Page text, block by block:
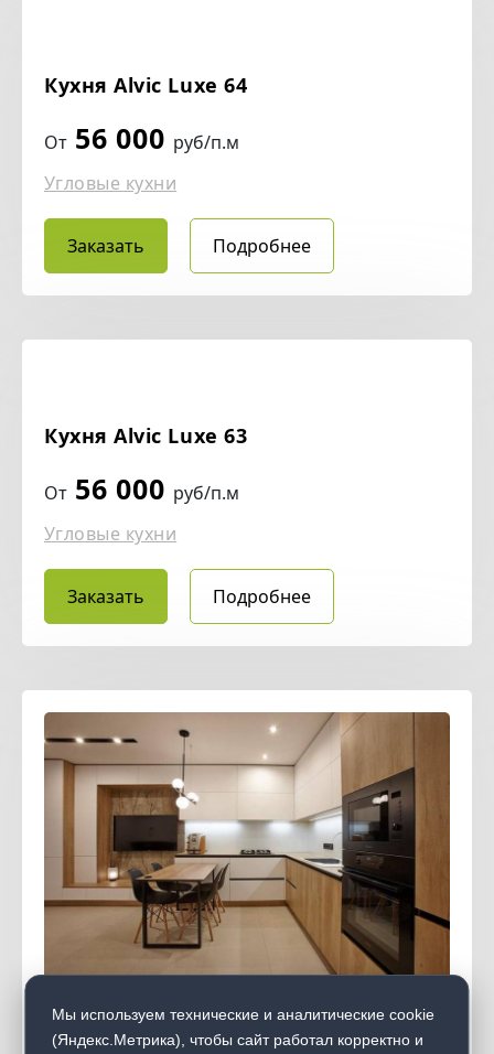
Кухня Alvic Luxe 64
От 56 000 руб/п.м
Угловые кухни
Заказать Подробнее
Кухня Alvic Luxe 63
От 56 000 руб/п.м
Угловые кухни
Заказать Подробнее
Кухня Alvic Luxe 62
Мы используем технические и аналитические cookie
(Яндекс.Метрика), чтобы сайт работал корректно и